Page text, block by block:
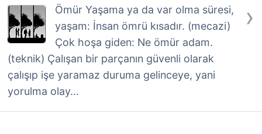
›
Ömür Yaşama ya da var olma süresi,
yaşam: İnsan ömrü kısadır. (mecazi)
Çok hoşa giden: Ne ömür adam.
(teknik) Çalışan bir parçanın güvenli olarak
çalışıp işe yaramaz duruma gelinceye, yani
yorulma olay…